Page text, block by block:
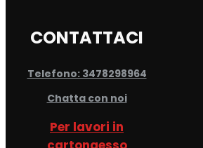
CONTATTACI
Telefono: 3478298964
Chatta con noi
Per lavori in